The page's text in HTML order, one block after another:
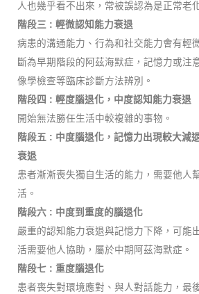
人也幾乎看不出來，常被誤認為是正常老
階段三 : 輕微認知能力衰退
病患的溝通能力、行為和社交能力會有輕
斷為早期階段的阿茲海默症，記憶力或注
像學檢查等臨床診斷方法辨別。
階段四 : 輕度腦退化，中度認知能力衰退
開始無法勝任生活中較複雜的事物。
階段五 : 中度腦退化，記憶力出現較大減
衰退
患者漸漸喪失獨自生活的能力，需要他人
活。
階段六 : 中度到重度的腦退化
嚴重的認知能力衰退與記憶力下降，可能
活需要他人協助，屬於中期阿茲海默症。
階段七 : 重度腦退化
患者喪失對環境應對、與人對話能力，最